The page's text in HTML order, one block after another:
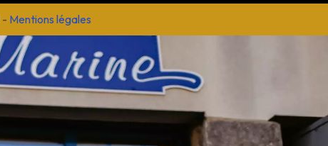
- Mentions légales